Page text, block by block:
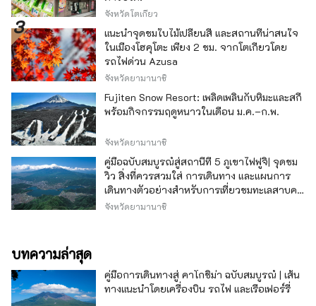
จังหวัดโตเกียว
แนะนำจุดชมใบไม้เปลี่ยนสี และสถานที่น่าสนใจ
ในเมืองโฮคุโตะ เพียง 2 ชม. จากโตเกียวโดย
รถไฟด่วน Azusa
จังหวัดยามานาชิ
Fujiten Snow Resort: เพลิดเพลินกับหิมะและสกี
พร้อมกิจกรรมฤดูหนาวในเดือน ม.ค.–ก.พ.
จังหวัดยามานาชิ
คู่มือฉบับสมบูรณ์สู่สถานีที่ 5 ภูเขาไฟฟูจิ| จุดชม
วิว สิ่งที่ควรสวมใส่ การเดินทาง และแผนการ
เดินทางตัวอย่างสำหรับการเที่ยวชมทะเลสาบคา
วากุจิ
จังหวัดยามานาชิ
บทความล่าสุด
คู่มือการเดินทางสู่ คาโกชิม่า ฉบับสมบูรณ์ | เส้น
ทางแนะนำโดยเครื่องบิน รถไฟ และเรือเฟอร์รี่